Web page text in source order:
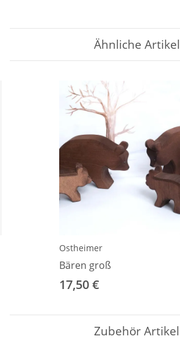
Ähnliche Artikel
Ostheimer
Bären groß
17,50 €
Zubehör Artikel